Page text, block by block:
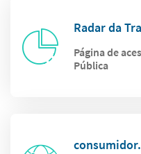
Radar da
Página de
Pública